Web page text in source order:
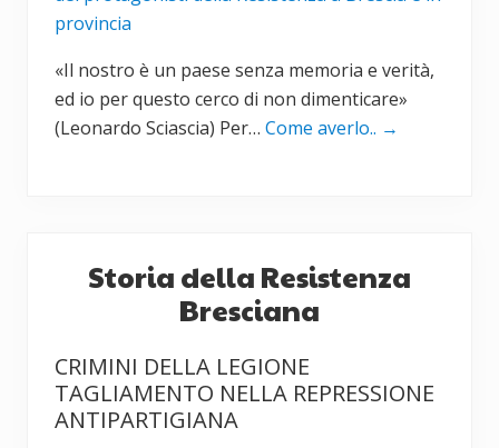
provincia
«Il nostro è un paese senza memoria e verità,
ed io per questo cerco di non dimenticare»
(Leonardo Sciascia) Per… Come averlo.. →
Storia della Resistenza
Bresciana
CRIMINI DELLA LEGIONE
TAGLIAMENTO NELLA REPRESSIONE
ANTIPARTIGIANA